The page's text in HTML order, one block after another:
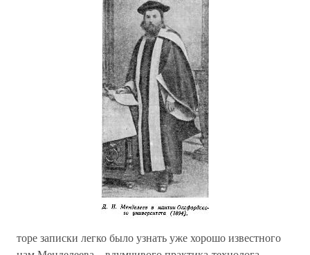
торе записки легко было узнать уже хорошо известного